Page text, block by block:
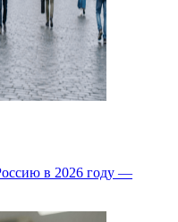
в 2026 году —